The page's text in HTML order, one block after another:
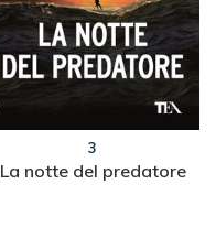
3
La notte del predatore